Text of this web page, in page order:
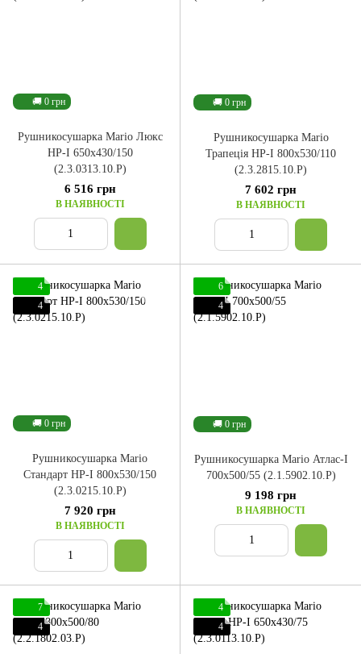
🚚 0 грн
Рушникосушарка Mario Люкс
НР-І 650x430/150
(2.3.0313.10.P)
6 516 грн
В НАЯВНОСТІ
🚚 0 грн
Рушникосушарка Mario
Трапеція НР-І 800x530/110
(2.3.2815.10.P)
7 602 грн
В НАЯВНОСТІ
🚚 0 грн
4
4
Рушникосушарка Mario
Стандарт НР-І 800x530/150
(2.3.0215.10.P)
7 920 грн
В НАЯВНОСТІ
🚚 0 грн
6
4
Рушникосушарка Mario Атлас-I
700x500/55 (2.1.5902.10.P)
9 198 грн
В НАЯВНОСТІ
7
4
4
4